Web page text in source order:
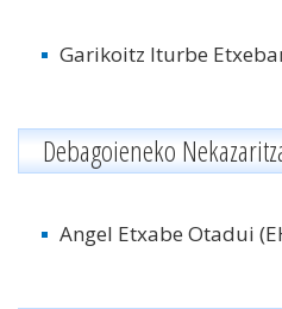
Garikoitz Iturbe
Debagoieneko
Angel Etxabe Otadui